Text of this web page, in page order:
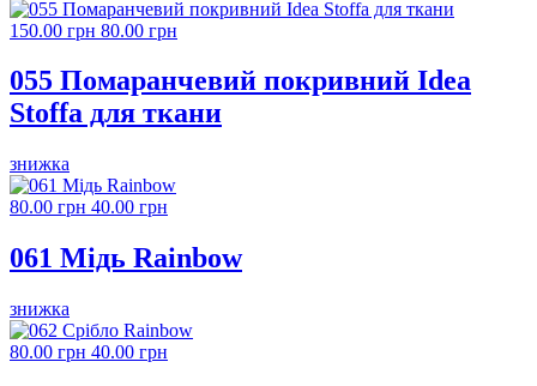
150.00 грн 80.00 грн
055 Помаранчевий покривний Idea
Stoffa для ткани
знижка
80.00 грн 40.00 грн
061 Мідь Rainbow
знижка
80.00 грн 40.00 грн